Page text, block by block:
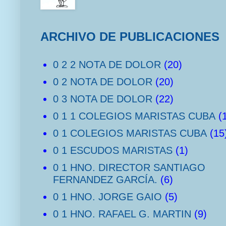
ARCHIVO DE PUBLICACIONES
0 2 2 NOTA DE DOLOR (20)
0 2 NOTA DE DOLOR (20)
0 3 NOTA DE DOLOR (22)
0 1 1 COLEGIOS MARISTAS CUBA
0 1 COLEGIOS MARISTAS CUBA
0 1 ESCUDOS MARISTAS (1)
0 1 HNO. DIRECTOR SANTIAGO
FERNANDEZ GARCÍA. (6)
0 1 HNO. JORGE GAIO (5)
0 1 HNO. RAFAEL G. MARTIN (9)